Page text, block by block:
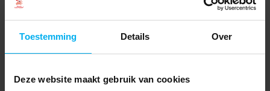
Toestemming Details Over
Deze website maakt gebruik van cookies